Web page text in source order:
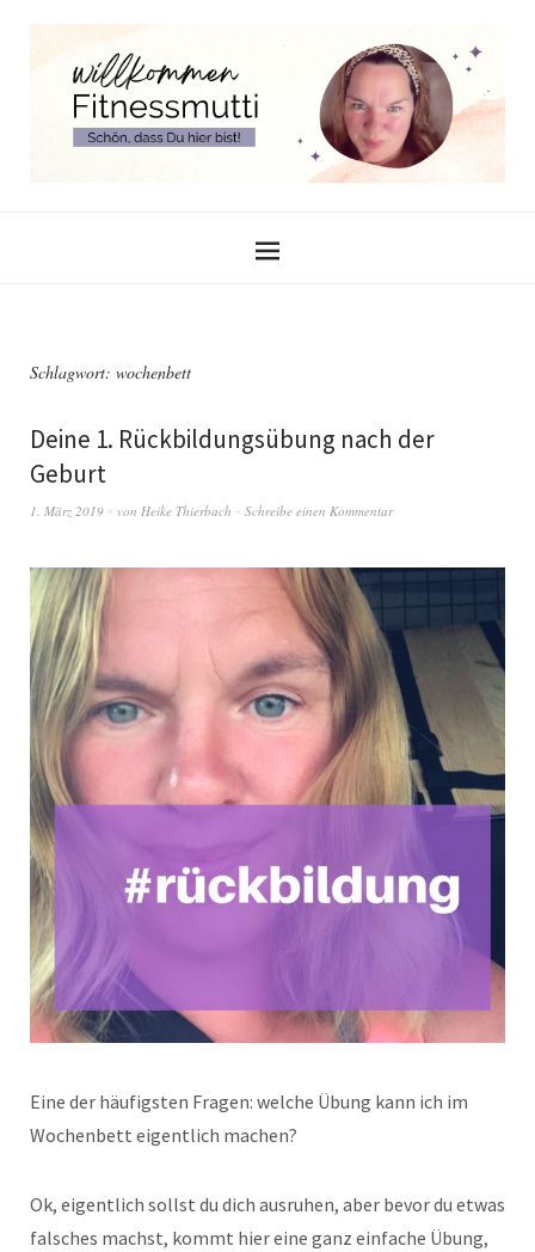
Schlagwort: wochenbett
Deine 1. Rückbildungsübung nach der
Geburt
1. März 2019 von Heike Thierbach Schreibe einen Kommentar
Eine der häufigsten Fragen: welche Übung kann ich im
Wochenbett eigentlich machen?
Ok, eigentlich sollst du dich ausruhen, aber bevor du etwas
falsches machst, kommt hier eine ganz einfache Übung,